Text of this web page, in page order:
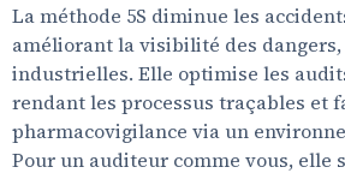
La méthode 5S diminue les
améliorant la visibilité des dangers,
industrielles. Elle optimise les
rendant les processus traçables et
pharmacovigilance via un
Pour un auditeur comme vous, elle